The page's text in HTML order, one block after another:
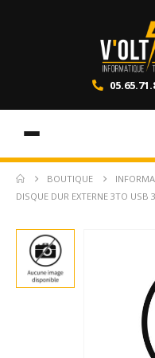
BOUTIQUE
DISQUE DUR EXTERNE 3TO USB